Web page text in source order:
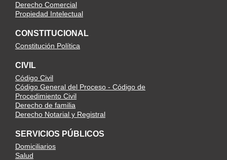
Derecho Comercial
Propiedad Intelectual
CONSTITUCIONAL
Constitución Política
CIVIL
Código Civil
Código General del Proceso - Código de
Procedimiento Civil
Derecho de familia
Derecho Notarial y Registral
SERVICIOS PÚBLICOS
Domiciliarios
Salud